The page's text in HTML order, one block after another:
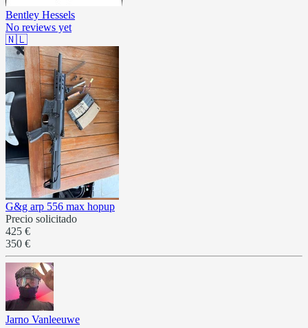
Bentley Hessels
No reviews yet
🇳🇱
G&g arp 556 max hopup
Precio solicitado
425 €
350 €
Jarno Vanleeuwe